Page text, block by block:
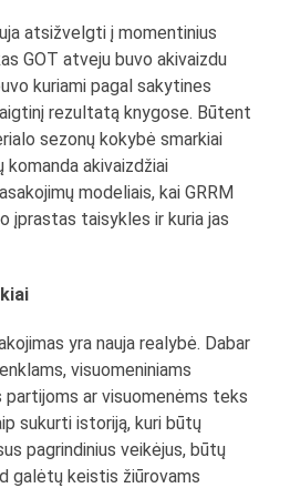
atsižvelgti į momentinius
GOT atveju buvo akivaizdu
kuriami pagal sakytines
rezultatą knygose. Būtent
sezonų kokybė smarkiai
komanda akivaizdžiai
modeliais, kai GRRM
įprastas taisykles ir kuria jas
yra nauja realybė. Dabar
visuomeniniams
partijoms ar visuomenėms teks
sukurti istoriją, kuri būtų
pagrindinius veikėjus, būtų
galėtų keistis žiūrovams